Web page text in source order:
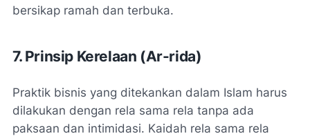
bersikap ramah dan terbuka.
7. Prinsip Kerelaan (Ar-rida)
Praktik bisnis yang ditekankan dalam Islam harus
dilakukan dengan rela sama rela tanpa ada
paksaan dan intimidasi. Kaidah rela sama rela